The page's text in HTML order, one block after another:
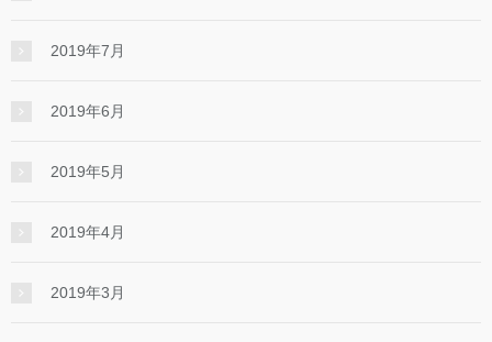
2019年7月
2019年6月
2019年5月
2019年4月
2019年3月